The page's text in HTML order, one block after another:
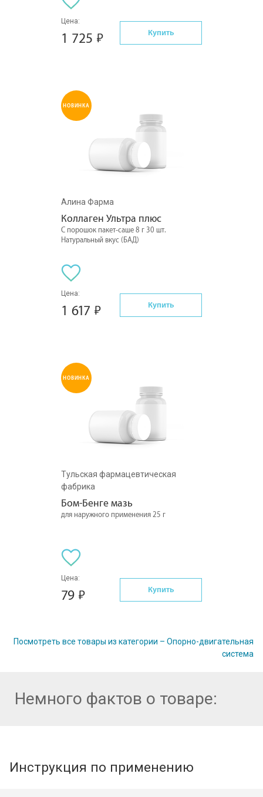
Цена:
1 725 Купить
НОВИНКА
Алина Фарма
Коллаген Ультра плюс
С порошок пакет-саше 8 г 30 шт.
Натуральный вкус (БАД)
Цена:
1 617 Купить
НОВИНКА
Тульская фармацевтическая
фабрика
Бом-Бенге мазь
для наружного применения 25 г
Цена:
79 Купить
Посмотреть все товары из категории – Опорно-двигательная
система
Немного фактов о товаре:
Инструкция по применению